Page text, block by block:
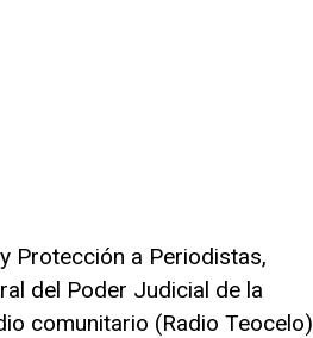
Protección a Periodistas,
del Poder Judicial de la
comunitario (Radio Teocelo)